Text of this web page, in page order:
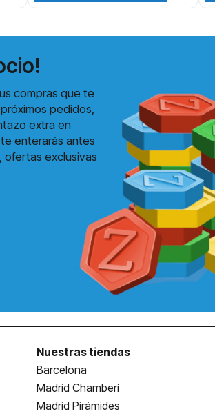
compras que te
pedidos,
extra en
enterarás antes
exclusivas
Nuestras tiendas
Barcelona
Madrid Chamberí
Madrid Pirámides